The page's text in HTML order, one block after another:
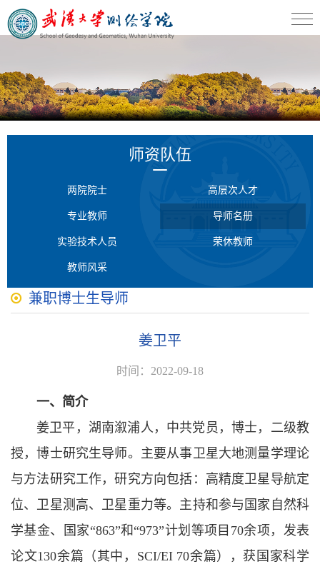
师资队伍
两院院士 高层次人才
专业教师 导师名册
实验技术人员 荣休教师
教师风采
兼职博士生导师
姜卫平
时间：2022-09-18
一、简介
姜卫平，湖南溆浦人，中共党员，博士，二级教
授，博士研究生导师。主要从事卫星大地测量学理论
与方法研究工作，研究方向包括：高精度卫星导航定
位、卫星测高、卫星重力等。主持和参与国家自然科
学基金、国家“863”和“973”计划等项目70余项，发表
论文130余篇（其中，SCI/EI 70余篇），获国家科学